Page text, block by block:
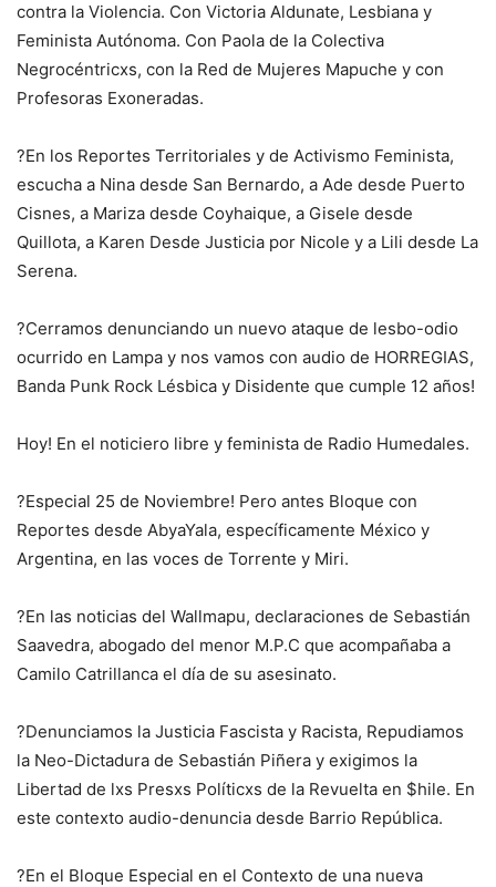
contra la Violencia. Con Victoria Aldunate, Lesbiana y
Feminista Autónoma. Con Paola de la Colectiva
Negrocéntricxs, con la Red de Mujeres Mapuche y con
Profesoras Exoneradas.
?En los Reportes Territoriales y de Activismo Feminista,
escucha a Nina desde San Bernardo, a Ade desde Puerto
Cisnes, a Mariza desde Coyhaique, a Gisele desde
Quillota, a Karen Desde Justicia por Nicole y a Lili desde La
Serena.
?Cerramos denunciando un nuevo ataque de lesbo-odio
ocurrido en Lampa y nos vamos con audio de HORREGIAS,
Banda Punk Rock Lésbica y Disidente que cumple 12 años!
Hoy! En el noticiero libre y feminista de Radio Humedales.
?Especial 25 de Noviembre! Pero antes Bloque con
Reportes desde AbyaYala, específicamente México y
Argentina, en las voces de Torrente y Miri.
?En las noticias del Wallmapu, declaraciones de Sebastián
Saavedra, abogado del menor M.P.C que acompañaba a
Camilo Catrillanca el día de su asesinato.
?Denunciamos la Justicia Fascista y Racista, Repudiamos
la Neo-Dictadura de Sebastián Piñera y exigimos la
Libertad de lxs Presxs Políticxs de la Revuelta en $hile. En
este contexto audio-denuncia desde Barrio República.
?En el Bloque Especial en el Contexto de una nueva